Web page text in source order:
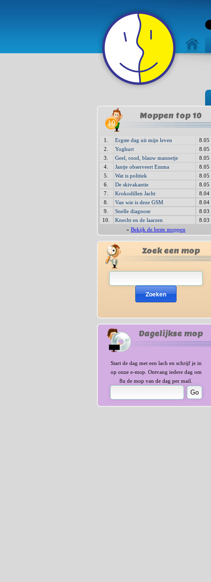
Moppen top 10
1. Ergste dag uit mijn leven
8.05
2.
Yoghurt
8.05
3.
Geel, rood, blauw mannetje
8.05
4.
Jantje observeert Emma
8.05
5.
Wat is politiek
8.05
6.
De skivakantie
8.05
7.
Krokodillen Jacht
8.04
8.
Van wie is deze GSM
8.04
9.
Snelle diagnose
8.03
10.
Knecht en de laarzen
8.03
» Bekijk de beste moppen
Zoek een mop
Zoeken
Dagelijkse mop
Start de dag met een lach en schrijf je in
op onze e-mop. Ontvang iedere dag om
8u de mop van de dag per mail.